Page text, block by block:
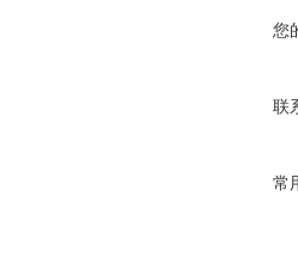
您
联
常